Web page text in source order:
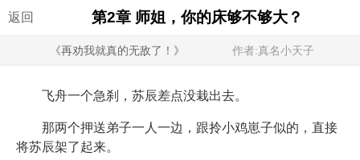
返回 第2章 师姐，你的床够不够大？
《再劝我就真的无敌了！》 作者:真名小天子
飞舟一个急刹，苏辰差点没栽出去。
那两个押送弟子一人一边，跟拎小鸡崽子似的，直接
将苏辰架了起来。